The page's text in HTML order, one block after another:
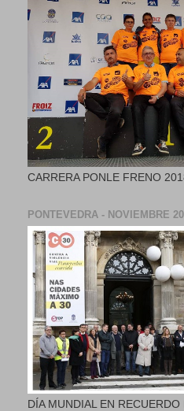
CARRERA PONLE FRENO
PONTEVEDRA - NOVIEMBRE
DÍA MUNDIAL EN